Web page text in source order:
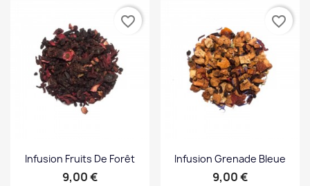
Infusion Fruits De Forêt
Prix
9,00 €
favorite_border
Infusion Grenade Bleue
Prix
9,00 €
favorite_border